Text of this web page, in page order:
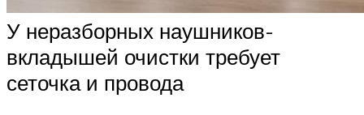
У неразборных наушников-
вкладышей очистки требует
сеточка и провода